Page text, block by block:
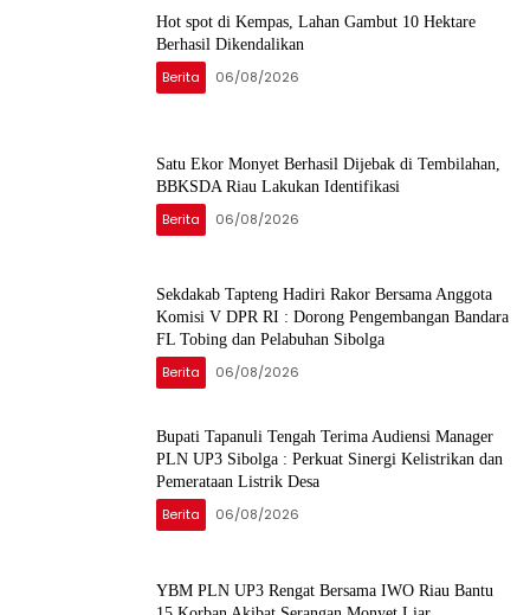
Hot spot di Kempas, Lahan Gambut 10 Hektare
Berhasil Dikendalikan
Berita 06/08/2026
Satu Ekor Monyet Berhasil Dijebak di Tembilahan,
BBKSDA Riau Lakukan Identifikasi
Berita 06/08/2026
Sekdakab Tapteng Hadiri Rakor Bersama Anggota
Komisi V DPR RI : Dorong Pengembangan Bandara
FL Tobing dan Pelabuhan Sibolga
Berita 06/08/2026
Bupati Tapanuli Tengah Terima Audiensi Manager
PLN UP3 Sibolga : Perkuat Sinergi Kelistrikan dan
Pemerataan Listrik Desa
Berita 06/08/2026
YBM PLN UP3 Rengat Bersama IWO Riau Bantu